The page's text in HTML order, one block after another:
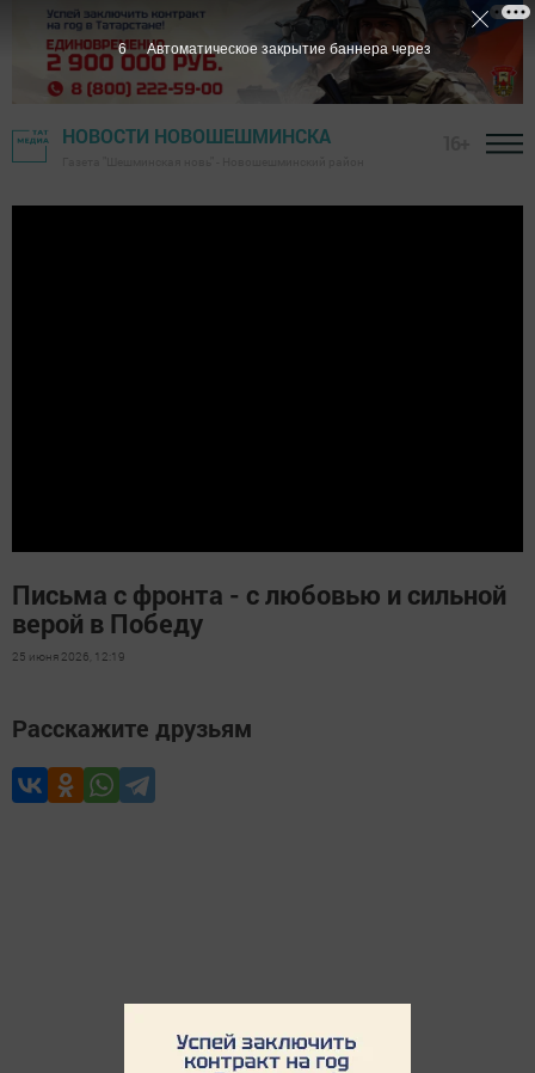
НОВОСТИ НОВОШЕШМИНСКА
Письма с фронта - с любовью и сильной
верой в Победу
25 июня 2026, 12:19
Расскажите друзьям
6 Автоматическое закрытие баннера через